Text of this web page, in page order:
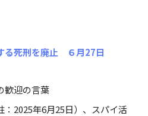
る死刑を廃止 ６月27日
歓迎の言葉
：2025年6月25日）、スパイ活